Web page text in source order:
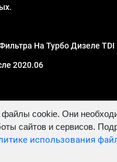
На Турбо Дизеле TDI
2020.06
Павлович. ИНН
файлы cookie. Они
сайтов и сервисов.
использования